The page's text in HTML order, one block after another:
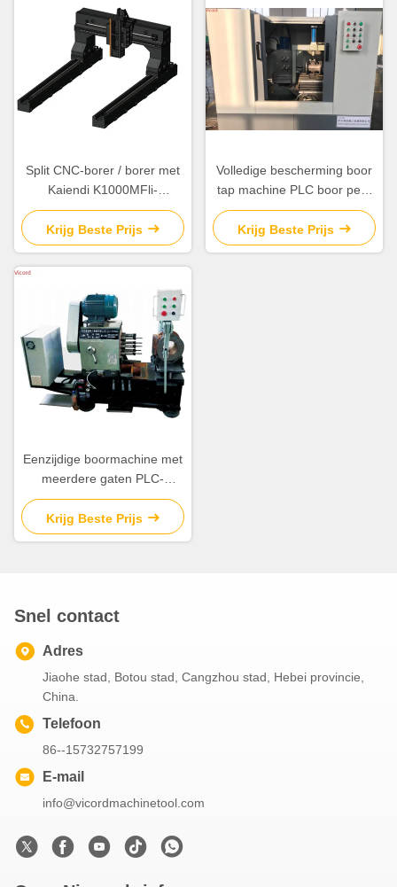
Split CNC-borer / borer met
Kaiendi K1000MFli-
besturingssysteem
Krijg Beste Prijs
Volledige bescherming boor
tap machine PLC boor pers
tap machine 1800KG
Krijg Beste Prijs
Eenzijdige boormachine met
meerdere gaten PLC-
besturingssysteem
Krijg Beste Prijs
Snel contact
Adres
Jiaohe stad, Botou stad, Cangzhou stad, Hebei provincie,
China.
Telefoon
86--15732757199
E-mail
info@vicordmachinetool.com